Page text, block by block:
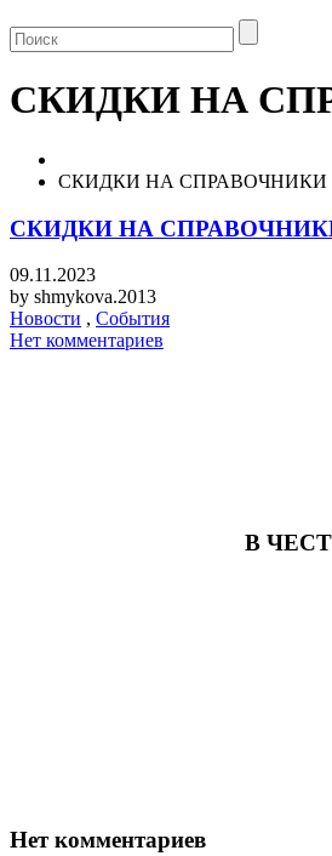
СКИДКИ НА
СКИДКИ НА СПРАВОЧНИКИ
СКИДКИ НА СПРАВОЧНИКИ
09.11.2023
by shmykova.2013
Новости , События
Нет комментариев
В
Нет комментариев